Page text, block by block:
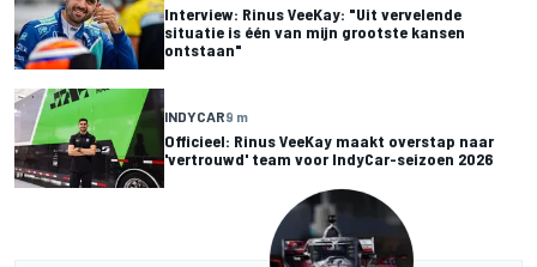
Interview: Rinus VeeKay: "Uit vervelende
situatie is één van mijn grootste kansen
ontstaan"
INDYCAR9 m
Officieel: Rinus VeeKay maakt overstap naar
'vertrouwd' team voor IndyCar-seizoen 2026